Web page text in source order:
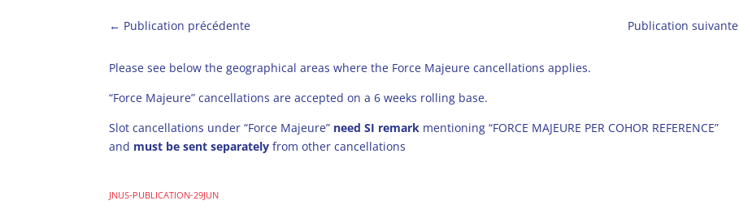
← Publication précédente Publication suivante
Please see below the geographical areas where the Force Majeure cancellations applies.
“Force Majeure” cancellations are accepted on a 6 weeks rolling base.
Slot cancellations under “Force Majeure” need SI remark mentioning “FORCE MAJEURE PER COHOR REFERENCE”
and must be sent separately from other cancellations
JNUS-PUBLICATION-29JUN